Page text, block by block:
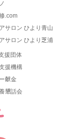
.com
サロン ひより青山
サロン ひより芝浦
援団体
援機構
献金
懇話会